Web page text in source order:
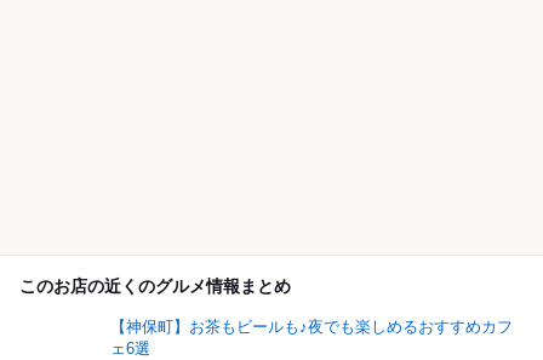
このお店の近くのグルメ情報まとめ
【神保町】お茶もビールも♪夜でも楽しめるおすすめカフ
ェ6選